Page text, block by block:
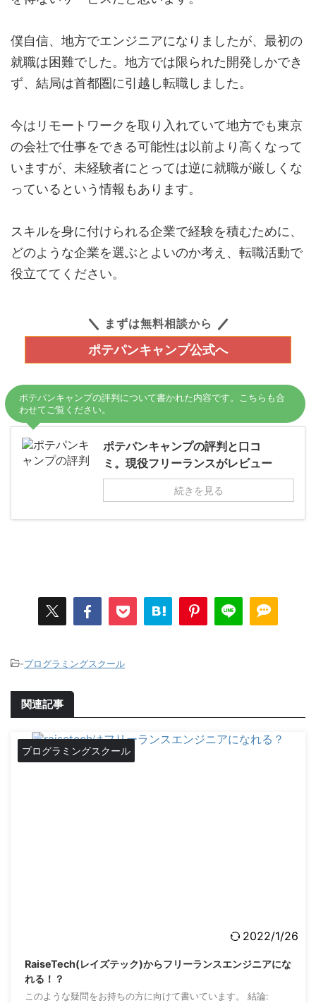
僕自信、地方でエンジニアになりましたが、最初の
就職は困難でした。地方では限られた開発しかでき
ず、結局は首都圏に引越し転職しました。
今はリモートワークを取り入れていて地方でも東京
の会社で仕事をできる可能性は以前より高くなって
いますが、未経験者にとっては逆に就職が厳しくな
っているという情報もあります。
スキルを身に付けられる企業で経験を積むために、
どのような企業を選ぶとよいのか考え、転職活動で
役立ててください。
まずは無料相談から
ポテパンキャンプ公式へ
ポテパンキャンプの評判について書かれた内容です。こちらも合
わせてご覧ください。
ポテパンキャンプの評判と口コ
ミ。現役フリーランスがレビュー
続きを見る
-プログラミングスクール
関連記事
プログラミングスクール
2022/1/26
RaiseTech(レイズテック)からフリーランスエンジニアにな
れる！？
このような疑問をお持ちの方に向けて書いています。 結論: